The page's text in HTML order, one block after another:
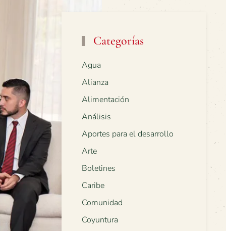
Categorías
Agua
Alianza
Alimentación
Análisis
Aportes para el desarrollo
Arte
Boletines
Caribe
Comunidad
Coyuntura